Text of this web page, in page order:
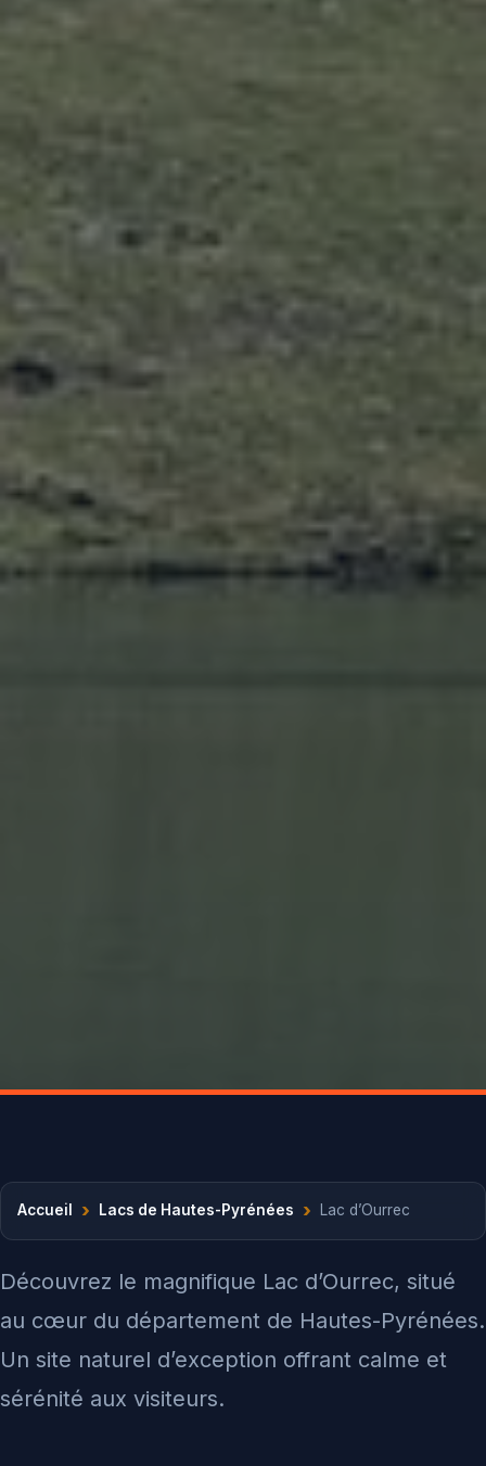
Accueil › Lacs de Hautes-Pyrénées › Lac d’Ourrec
Découvrez le magnifique Lac d’Ourrec, situé
au cœur du département de Hautes-Pyrénées.
Un site naturel d’exception offrant calme et
sérénité aux visiteurs.